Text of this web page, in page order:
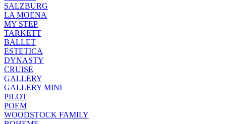
SALZBURG
LA MOENA
MY STEP
TARKETT
BALLET
ESTETICA
DYNASTY
CRUISE
GALLERY
GALLERY MINI
PILOT
POEM
WOODSTOCK FAMILY